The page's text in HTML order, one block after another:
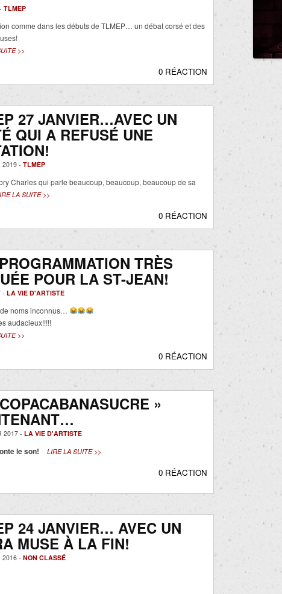
TLMEP
comme dans les débuts de TLMEP… un débat corsé et des
>>
0 RÉACTION
27 JANVIER…AVEC UN
QUI A REFUSÉ UNE
2019 - TLMEP
Charles qui parle beaucoup, beaucoup, beaucoup de sa
LA SUITE >>
0 RÉACTION
TRÈS
POUR LA ST-JEAN!
- LA VIE D'ARTISTE
noms inconnus…
audacieux!!!!!
>>
0 RÉACTION
»
2017 - LA VIE D'ARTISTE
le son! LIRE LA SUITE >>
0 RÉACTION
24 JANVIER… AVEC UN
MUSE À LA FIN!
2016 - NON CLASSÉ